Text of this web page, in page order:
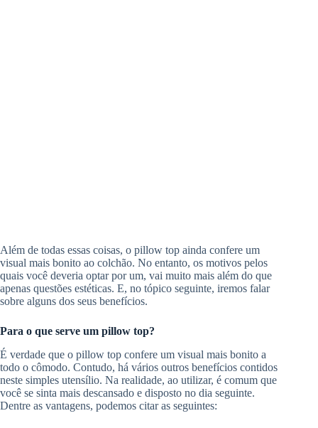
Além de todas essas coisas, o pillow top ainda confere um
visual mais bonito ao colchão. No entanto, os motivos pelos
quais você deveria optar por um, vai muito mais além do que
apenas questões estéticas. E, no tópico seguinte, iremos falar
sobre alguns dos seus benefícios.
Para o que serve um pillow top?
É verdade que o pillow top confere um visual mais bonito a
todo o cômodo. Contudo, há vários outros benefícios contidos
neste simples utensílio. Na realidade, ao utilizar, é comum que
você se sinta mais descansado e disposto no dia seguinte.
Dentre as vantagens, podemos citar as seguintes: